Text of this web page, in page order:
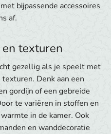
bijpassende accessoires
af.
texturen
gezellig als je speelt met
Denk aan een
gordijn of een gebreide
te variëren in stoffen en
in de kamer. Ook
en wanddecoratie